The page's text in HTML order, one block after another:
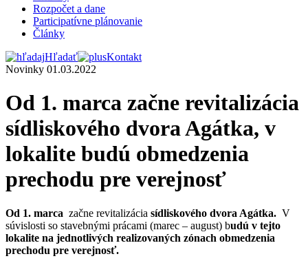
Rozpočet a dane
Participatívne plánovanie
Články
Hľadať
Kontakt
Novinky 01.03.2022
Od 1. marca začne revitalizácia
sídliskového dvora Agátka, v
lokalite budú obmedzenia
prechodu pre verejnosť
Od 1. marca začne revitalizácia sídliskového dvora Agátka. V
súvislosti so stavebnými prácami (marec – august) budú v tejto
lokalite na jednotlivých realizovaných zónach obmedzenia
prechodu pre verejnosť.